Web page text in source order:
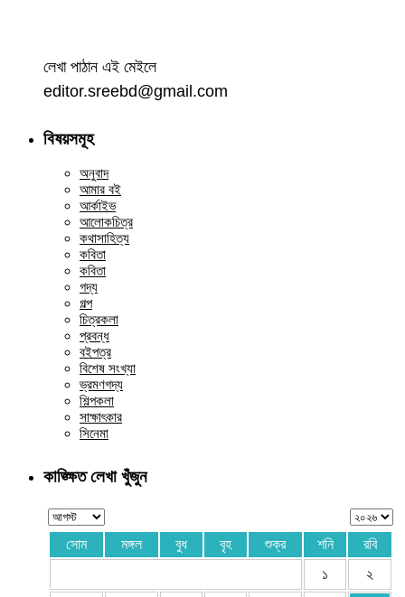
লেখা পাঠান এই মেইলে
editor.sreebd@gmail.com
বিষয়সমূহ
অনুবাদ
আমার বই
আর্কাইভ
আলোকচিত্র
কথাসাহিত্য
কবিতা
কবিতা
গদ্য
গল্প
চিত্রকলা
প্রবন্ধ
বইপত্র
বিশেষ সংখ্যা
ভ্রমণগদ্য
শিল্পকলা
সাক্ষাৎকার
সিনেমা
কাঙ্ক্ষিত লেখা খুঁজুন
সোম মঙ্গল বুধ বৃহ শুক্র শনি
রবি
১
২